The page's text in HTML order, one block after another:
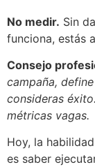
No medir. Sin
funciona, estás
Consejo
campaña,
consideras
métricas vagas.
Hoy, la
es saber